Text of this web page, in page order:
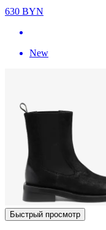
630 BYN
New
Быстрый просмотр